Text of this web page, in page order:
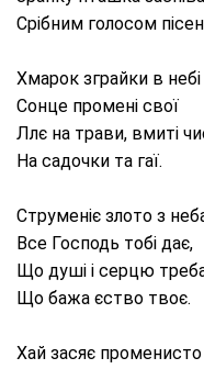
Срібним голосом
Хмарок зграйки в
Сонце промені свої
Ллє на трави, вмиті
На садочки та гаї.
Струменіє злото з
Все Господь тобі дає,
Що душі і серцю
Що бажа єство твоє.
Хай засяє променисто